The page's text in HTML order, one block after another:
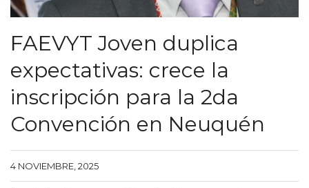
FAEVYT Joven duplica
expectativas: crece la
inscripción para la 2da
Convención en Neuquén
4 NOVIEMBRE, 2025